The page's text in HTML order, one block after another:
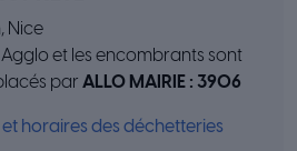
Nice
et les encombrants sont
par ALLO MAIRIE : 3906
horaires des déchetteries